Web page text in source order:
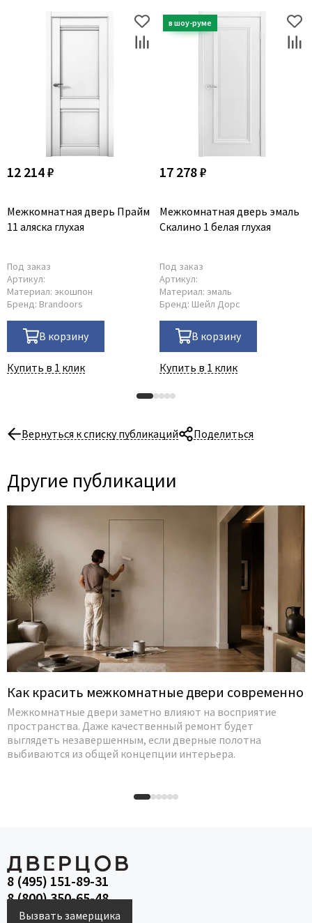
12 214 ₽
Межкомнатная дверь Прайм
11 аляска глухая
Под заказ
Артикул:
Материал: экошпон
Бренд: Brandoors
В корзину
Купить в 1 клик
17 278 ₽
Межкомнатная дверь эмаль
Скалино 1 белая глухая
Под заказ
Артикул:
Материал: эмаль
Бренд: Шейл Дорс
В корзину
Купить в 1 клик
Вернуться к списку публикаций Поделиться
Другие публикации
Как красить межкомнатные двери современно
Межкомнатные двери заметно влияют на восприятие
пространства. Даже качественный ремонт будет
выглядеть незавершенным, если дверные полотна
выбиваются из общей концепции интерьера.
8 (495) 151-89-31
8 (800) 350-65-48
Вызвать замерщика